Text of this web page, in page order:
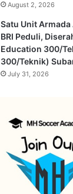
August 2, 2026
Satu Unit
BRI Peduli,
Education 300/
300/Teknik)
July 31, 2026